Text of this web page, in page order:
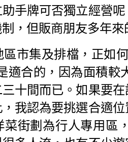
手牌可否獨立經營
，但販商朋友多年
市集及排檔，正如
適合的，因為面積
十間而已。如果要
我認為要挑選合適
菜街劃為行人專用區